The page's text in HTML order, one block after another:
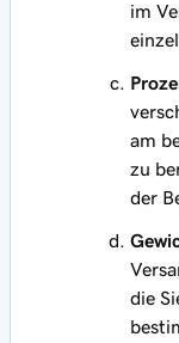
im
am
zu
der
die